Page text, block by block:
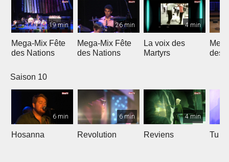
19 min
Mega-Mix Fête
des Nations
26 min
Mega-Mix Fête
des Nations
4 min
La voix des
Martyrs
des
Saison 10
6 min
Hosanna
6 min
Revolution
4 min
Reviens Tu